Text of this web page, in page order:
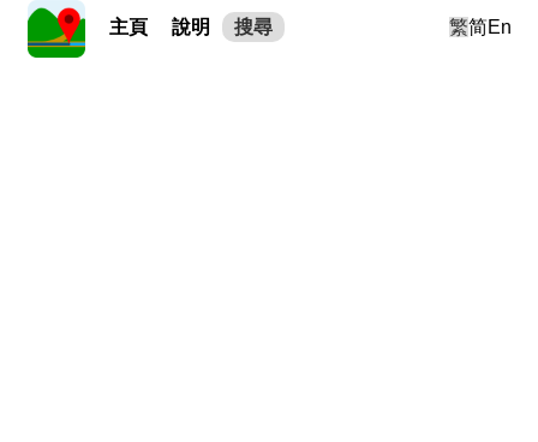
主頁 說明 搜尋 繁简En